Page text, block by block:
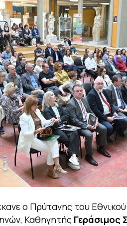
ο Πρύτανης του Εθνικού
Καθηγητής Γεράσιμος